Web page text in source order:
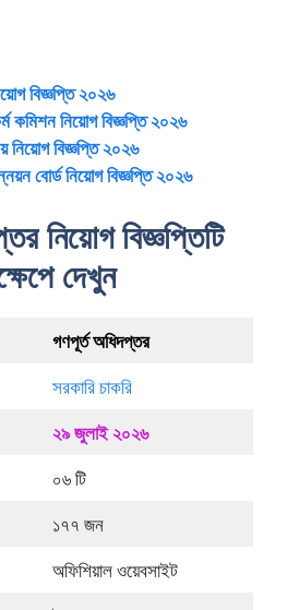
বিজ্ঞপ্তি ২০২৬
কমিশন নিয়োগ বিজ্ঞপ্তি ২০২৬
নিয়োগ বিজ্ঞপ্তি ২০২৬
বোর্ড নিয়োগ বিজ্ঞপ্তি ২০২৬
নিয়োগ বিজ্ঞপ্তিটি
দেখুন
গণপূর্ত অধিদপ্তর
সরকারি চাকরি
২৯ জুলাই ২০২৬
০৬ টি
১৭৭ জন
অফিশিয়াল ওয়েবসাইট